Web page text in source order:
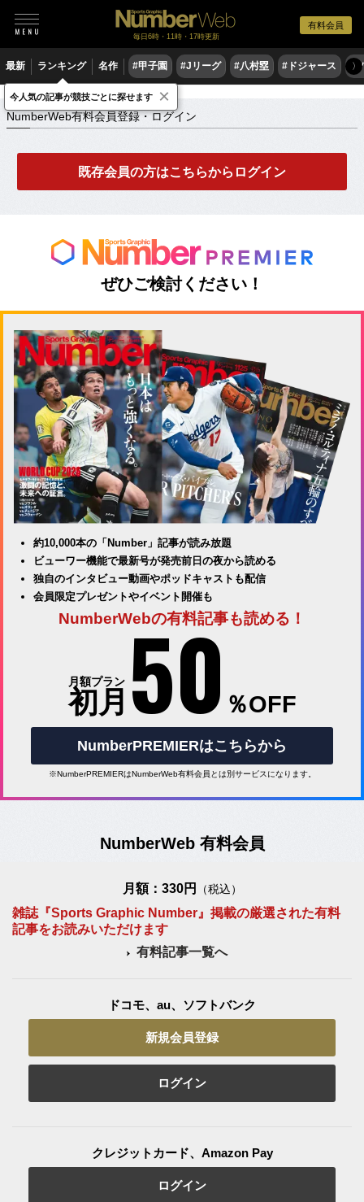
有料会員
毎日6時・11時・17時更新
最新 ランキング 名作 #甲子園 #Jリーグ #八村塁 #ドジャース #
〉
NumberWeb有料会員登録・ログイン
NumberWeb有料会員登録・ログイン
既存会員の方はこちらからログイン
ぜひご検討ください！
約10,000本の「Number」記事が読み放題
ビューワー機能で最新号が発売前日の夜から読める
独自のインタビュー動画やポッドキャストも配信
会員限定プレゼントやイベント開催も
NumberWebの有料記事も読める！
月額プラン
初月 50 ％OFF
NumberPREMIERはこちらから
※NumberPREMIERはNumberWeb有料会員とは別サービスになります。
NumberWeb 有料会員
月額：330円 （税込）
雑誌『Sports Graphic Number』掲載の厳選された有料
記事をお読みいただけます
有料記事一覧へ
ドコモ、au、ソフトバンク
新規会員登録
ログイン
クレジットカード、Amazon Pay
ログイン
今人気の記事が競技ごとに探せます ×